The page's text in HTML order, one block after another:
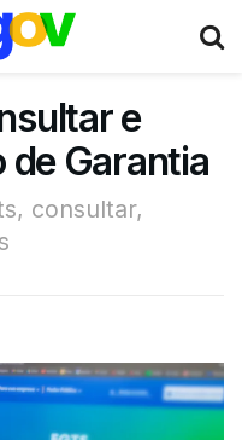
e
de Garantia
consultar,